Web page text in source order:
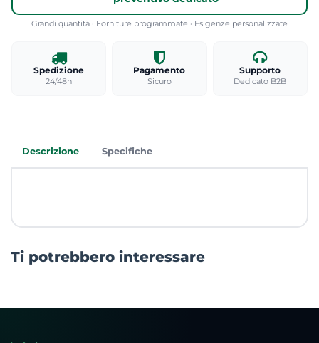
Grandi quantità · Forniture programmate · Esigenze personalizzate
Spedizione
24/48h
Pagamento
Sicuro
Supporto
Dedicato B2B
Descrizione Specifiche
Ti potrebbero interessare